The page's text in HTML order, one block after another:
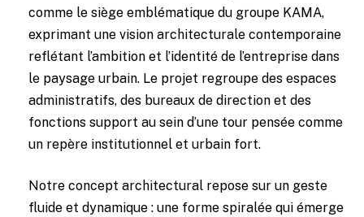
comme le siège emblématique du groupe KAMA,
exprimant une vision architecturale contemporaine
reflétant l’ambition et l’identité de l’entreprise dans
le paysage urbain. Le projet regroupe des espaces
administratifs, des bureaux de direction et des
fonctions support au sein d’une tour pensée comme
un repère institutionnel et urbain fort.
Notre concept architectural repose sur un geste
fluide et dynamique : une forme spiralée qui émerge